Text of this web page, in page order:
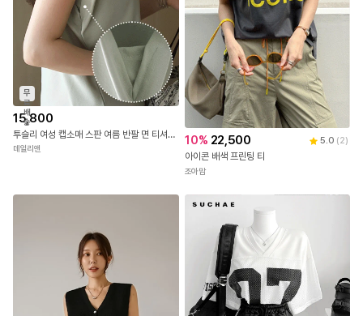
무
료
배
송
15,800
투슬리 여성 캡소매 스판 여름 반팔 면 티셔츠 무지 이너 나시
데일리앤
10% 22,500 5.0 (2)
아이콘 배색 프린팅 티
조아맘